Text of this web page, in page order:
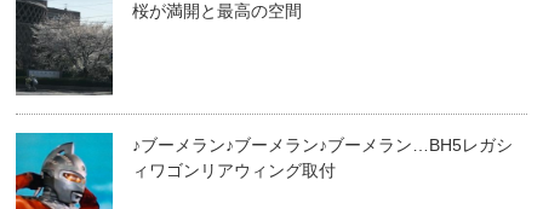
桜が満開と最高の空間
♪ブーメラン♪ブーメラン♪ブーメラン…BH5レガシ
ィワゴンリアウィング取付